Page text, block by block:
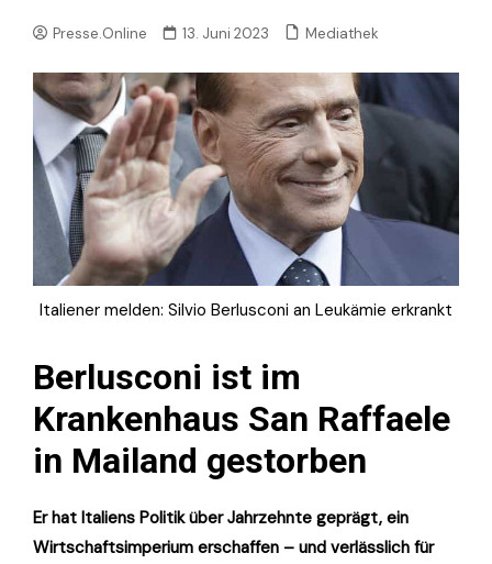
Presse.Online 13. Juni 2023 Mediathek
Italiener melden: Silvio Berlusconi an Leukämie erkrankt
Berlusconi ist im
Krankenhaus San Raffaele
in Mailand gestorben
Er hat Italiens Politik über Jahrzehnte geprägt, ein
Wirtschaftsimperium erschaffen – und verlässlich für